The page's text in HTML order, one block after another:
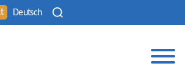
Deutsch